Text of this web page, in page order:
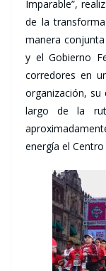
Imparable”,
de la
manera
y el Gobierno
corredores en
organización, su
largo de la
energía el